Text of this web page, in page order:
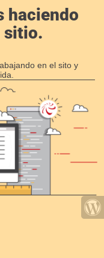
haciendo
sitio.
en el sito y